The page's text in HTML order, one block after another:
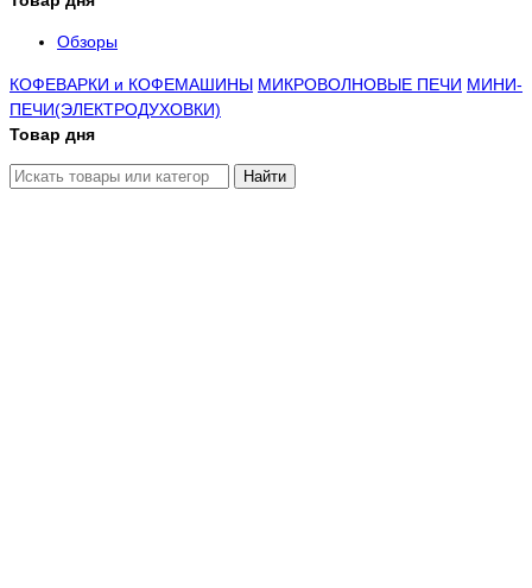
Обзоры
КОФЕВАРКИ и КОФЕМАШИНЫ МИКРОВОЛНОВЫЕ ПЕЧИ МИНИ-
ПЕЧИ(ЭЛЕКТРОДУХОВКИ)
Товар дня
Найти